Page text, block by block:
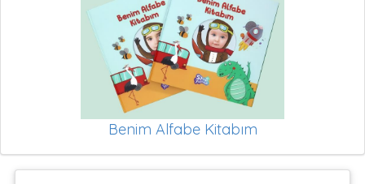
Benim Alfabe Kitabım